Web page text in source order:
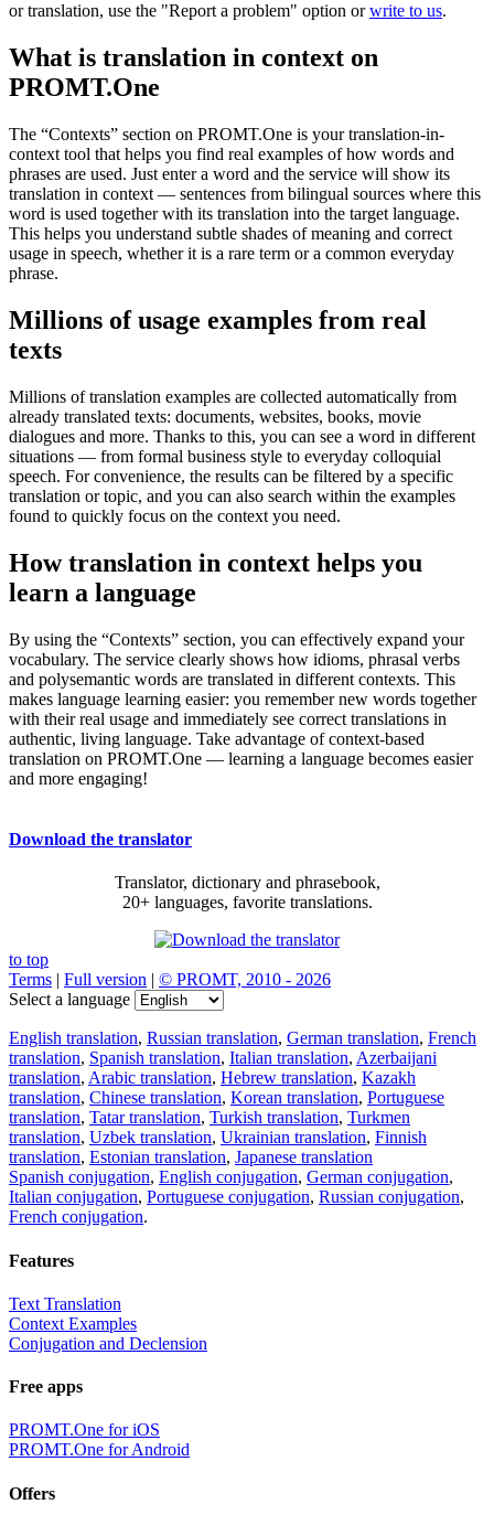
or translation, use the "Report a problem" option orwrite to us.
What is translation in context on
PROMT.One
The “Contexts” section on PROMT.One is your translation-in-
context tool that helps you find real examples of how words and
phrases are used. Just enter a word and the service will show its
translation in context — sentences from bilingual sources where this
word is used together with its translation into the target language.
This helps you understand subtle shades of meaning and correct
usage in speech, whether it is a rare term or a common everyday
phrase.
Millions of usage examples from real
texts
Millions of translation examples are collected automatically from
already translated texts: documents, websites, books, movie
dialogues and more. Thanks to this, you can see a word in different
situations — from formal business style to everyday colloquial
speech. For convenience, the results can be filtered by a specific
translation or topic, and you can also search within the examples
found to quickly focus on the context you need.
How translation in context helps you
learn a language
By using the “Contexts” section, you can effectively expand your
vocabulary. The service clearly shows how idioms, phrasal verbs
and polysemantic words are translated in different contexts. This
makes language learning easier: you remember new words together
with their real usage and immediately see correct translations in
authentic, living language. Take advantage of context-based
translation on PROMT.One — learning a language becomes easier
and more engaging!
Download the translator
Translator, dictionary and phrasebook,
20+ languages, favorite translations.
to top
Terms | Full version | © PROMT, 2010 - 2026
Select a language
English translation, Russian translation, German translation, French
translation, Spanish translation, Italian translation, Azerbaijani
translation, Arabic translation, Hebrew translation, Kazakh
translation, Chinese translation, Korean translation, Portuguese
translation, Tatar translation, Turkish translation, Turkmen
translation, Uzbek translation, Ukrainian translation, Finnish
translation, Estonian translation, Japanese translation
Spanish conjugation, English conjugation, German conjugation,
Italian conjugation, Portuguese conjugation, Russian conjugation,
French conjugation.
Features
Text Translation
Context Examples
Conjugation and Declension
Free apps
PROMT.One for iOS
PROMT.One for Android
Offers